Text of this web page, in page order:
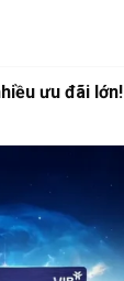
ưu đãi lớn!